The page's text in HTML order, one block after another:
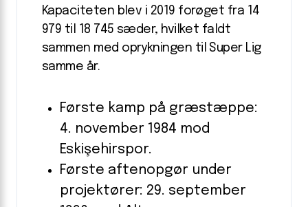
Kapaciteten blev i 2019 forøget fra 14
979 til 18 745 sæder, hvilket faldt
sammen med oprykningen til Super Lig
samme år.
Første kamp på græstæppe:
4. november 1984 mod
Eskişehirspor.
Første aftenopgør under
projektører: 29. september